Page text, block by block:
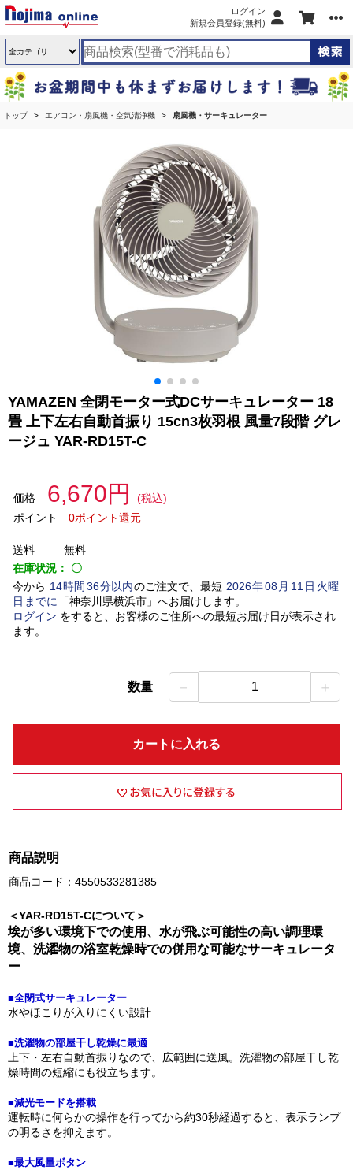
ログイン
新規会員登録(無料)
トップ エアコン・扇風機・空気清浄機 扇風機・サーキュレーター
YAMAZEN 全閉モーター式DCサーキュレーター 18
畳 上下左右自動首振り 15cn3枚羽根 風量7段階 グレ
ージュ YAR-RD15T-C
価格 6,670円
(税込)
ポイント
0ポイント還元
送料
無料
在庫状況： 〇
今から 14時間 36分以内のご注文で、最短 2026年08 月 11 日火曜
日 までに 「神奈川県横浜市」 へお届けします。
ログイン をすると、お客様のご住所への最短お届け日が表示され
ます。
数量 － 1 ＋
カートに入れる
商品説明
商品コード：4550533281385
＜YAR-RD15T-Cについて＞
埃が多い環境下での使用、水が飛ぶ可能性の高い調理環
境、洗濯物の浴室乾燥時での併用な可能なサーキュレータ
ー
■全閉式サーキュレーター
水やほこりが入りにくい設計
■洗濯物の部屋干し乾燥に最適
上下・左右自動首振りなので、広範囲に送風。洗濯物の部屋干し乾
燥時間の短縮にも役立ちます。
■減光モードを搭載
運転時に何らかの操作を行ってから約30秒経過すると、表示ランプ
の明るさを抑えます。
■最大風量ボタン